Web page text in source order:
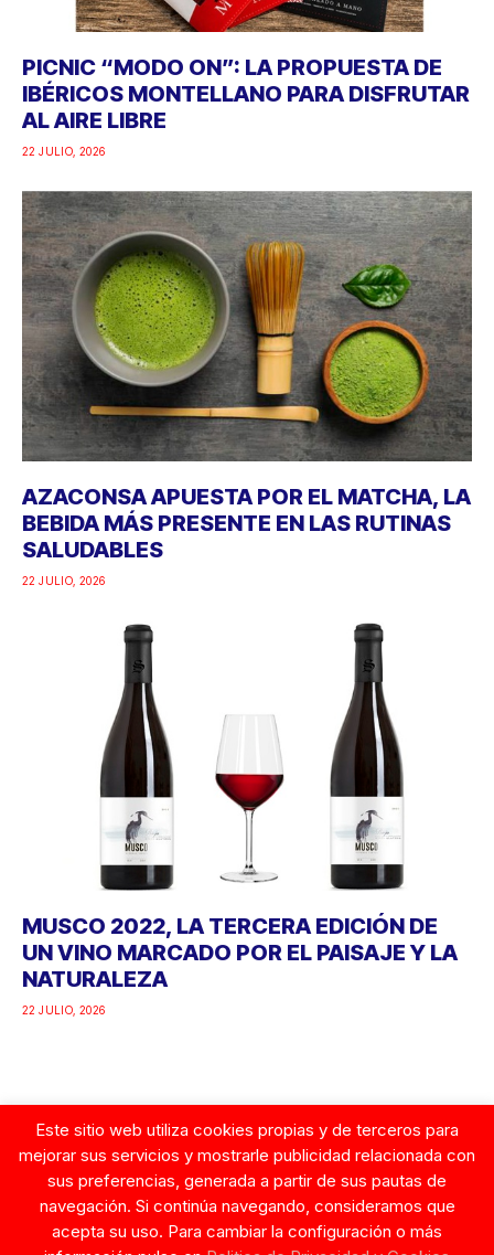
PICNIC “MODO ON”: LA PROPUESTA DE
IBÉRICOS MONTELLANO PARA DISFRUTAR
AL AIRE LIBRE
22 JULIO, 2026
AZACONSA APUESTA POR EL MATCHA, LA
BEBIDA MÁS PRESENTE EN LAS RUTINAS
SALUDABLES
22 JULIO, 2026
MUSCO 2022, LA TERCERA EDICIÓN DE
UN VINO MARCADO POR EL PAISAJE Y LA
NATURALEZA
22 JULIO, 2026
Google
Este sitio web utiliza cookies propias y de terceros para
mejorar sus servicios y mostrarle publicidad relacionada con
sus preferencias, generada a partir de sus pautas de
navegación. Si continúa navegando, consideramos que
acepta su uso. Para cambiar la configuración o más